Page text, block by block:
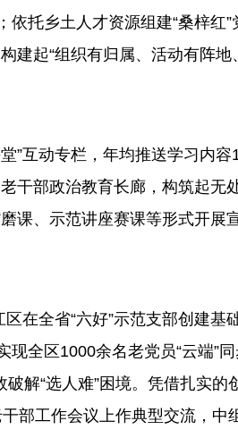
依托乡土人才资源组建“桑梓
建起“组织有归属、活动有阵
”互动专栏，年均推送学习内
干部政治教育长廊，构筑起无
磨课、示范讲座赛课等形式开
区在全省“六好”示范支部创建
现全区1000余名老党员“云端
解“选人难”困境。凭借扎实
部工作会议上作典型交流，